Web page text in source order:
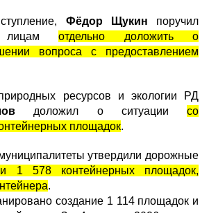
Фёдор Щукин поручил
лицам отдельно доложить о
вопроса с предоставлением
ресурсов и экологии РД
доложил о ситуациисо
площадок.
утвердили дорожные
1 578 контейнерных площадок,
.
создание 1 114 площадок и